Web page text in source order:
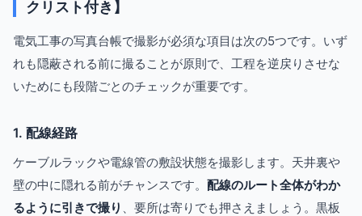
クリスト付き】
電気工事の写真台帳で撮影が必須な項目は次の5つです。いず
れも隠蔽される前に撮ることが原則で、工程を逆戻りさせな
いためにも段階ごとのチェックが重要です。
1. 配線経路
ケーブルラックや電線管の敷設状態を撮影します。天井裏や
壁の中に隠れる前がチャンスです。 配線のルート全体がわか
るように引きで撮り 、要所は寄りでも押さえましょう。黒板